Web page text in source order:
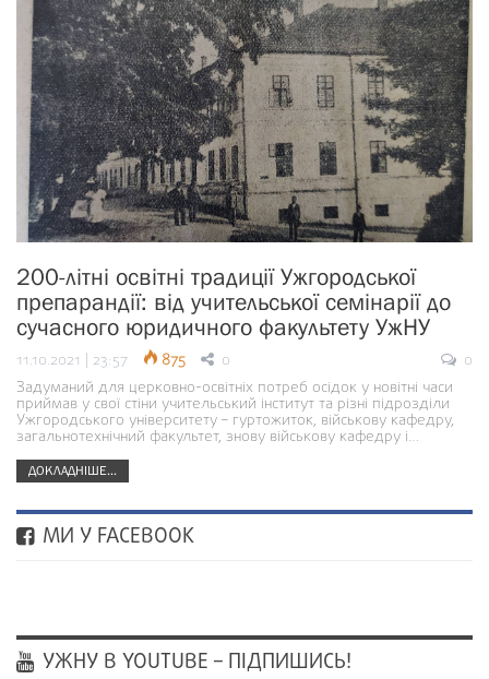
200-літні освітні традиції Ужгородської
препарандії: від учительської семінарії до
сучасного юридичного факультету УжНУ
11.10.2021 | 23:57 875 0
0
Задуманий для церковно-освітніх потреб осідок у новітні часи
приймав у свої стіни учительський інститут та різні підрозділи
Ужгородського університету – гуртожиток, військову кафедру,
загальнотехнічний факультет, знову військову кафедру і…
ДОКЛАДНІШЕ...
МИ У FACEBOOK
УЖНУ В YOUTUBE – ПІДПИШИСЬ!